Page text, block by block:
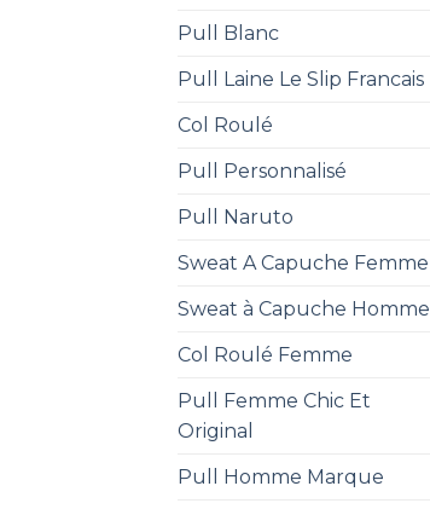
Pull Blanc
Pull Laine Le Slip Francais
Col Roulé
Pull Personnalisé
Pull Naruto
Sweat A Capuche Femme
Sweat à Capuche Homme
Col Roulé Femme
Pull Femme Chic Et
Original
Pull Homme Marque